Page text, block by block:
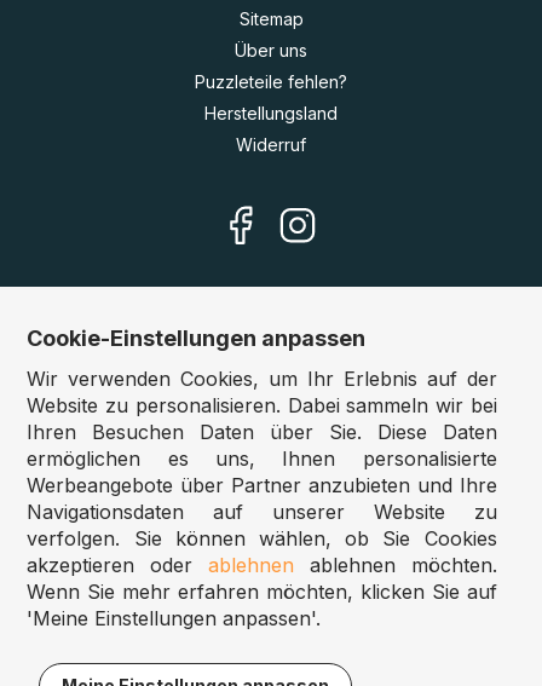
Sitemap
Über uns
Puzzleteile fehlen?
Herstellungsland
Widerruf
Unsere Shops
Deutschland:www.puzzle.de
Österreich:
www.puzzle.at
Belgien:www.puzzle.be
Großbritannien:www.jigsawpuzzle.co.uk
Großhandel / Reseller
Sie betreiben ein Spielwarengeschäft?
Cookie-Einstellungen anpassen
Wir verwenden Cookies, um Ihr Erlebnis auf der
Website zu personalisieren. Dabei sammeln wir bei
Ihren Besuchen Daten über Sie. Diese Daten
ermöglichen es uns, Ihnen personalisierte
Werbeangebote über Partner anzubieten und Ihre
Navigationsdaten auf unserer Website zu
verfolgen. Sie können wählen, ob Sie Cookies
akzeptieren oder ablehnen ablehnen möchten.
Wenn Sie mehr erfahren möchten, klicken Sie auf
'Meine Einstellungen anpassen'.